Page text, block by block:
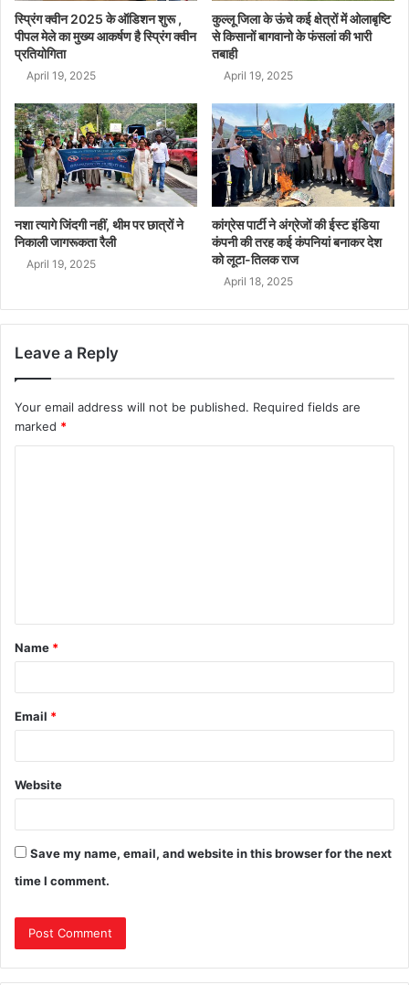
स्प्रिंग क्वीन 2025 के ऑडिशन शुरू ,
पीपल मेले का मुख्य आकर्षण है स्प्रिंग क्वीन
प्रतियोगिता
April 19, 2025
कुल्लू जिला के ऊंचे कई क्षेत्रों में ओलाबृष्टि
से किसानों बागवानो के फंसलां की भारी
तबाही
April 19, 2025
नशा त्यागे जिंदगी नहीं, थीम पर छात्रों ने
निकाली जागरूकता रैली
April 19, 2025
कांग्रेस पार्टी ने अंग्रेजों की ईस्ट इंडिया
कंपनी की तरह कई कंपनियां बनाकर देश
को लूटा-तिलक राज
April 18, 2025
Leave a Reply
Your email address will not be published. Required fields are
marked *
Name *
Email *
Website
Save my name, email, and website in this browser for the next
time I comment.